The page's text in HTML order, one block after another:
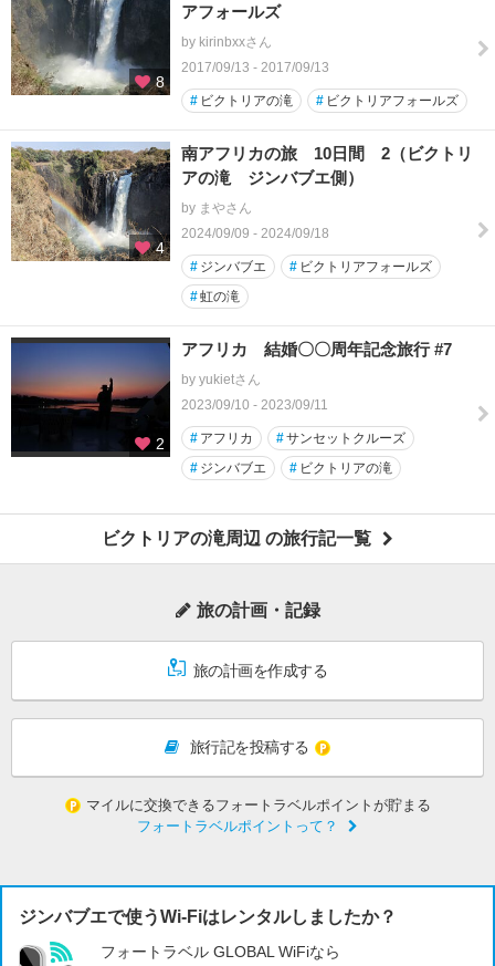
8
アフォールズ
by kirinbxxさん
2017/09/13 - 2017/09/13
# ビクトリアの滝 # ビクトリアフォールズ
4
南アフリカの旅 10日間 2（ビクトリ
アの滝 ジンバブエ側）
by まやさん
2024/09/09 - 2024/09/18
# ジンバブエ # ビクトリアフォールズ
#虹の滝
2
アフリカ 結婚〇〇周年記念旅行 #7
by yukietさん
2023/09/10 - 2023/09/11
# アフリカ #サンセットクルーズ
# ジンバブエ # ビクトリアの滝
ビクトリアの滝周辺 の旅行記一覧
旅の計画・記録
旅の計画を作成する
旅行記を投稿する
マイルに交換できるフォートラベルポイントが貯まる
フォートラベルポイントって？
ジンバブエで使うWi-Fiはレンタルしましたか？
フォートラベル GLOBAL WiFiなら